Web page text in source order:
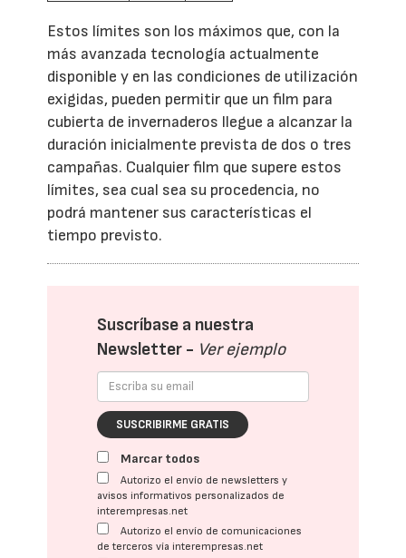
Estos límites son los máximos que, con la
más avanzada tecnología actualmente
disponible y en las condiciones de utilización
exigidas, pueden permitir que un film para
cubierta de invernaderos llegue a alcanzar la
duración inicialmente prevista de dos o tres
campañas. Cualquier film que supere estos
límites, sea cual sea su procedencia, no
podrá mantener sus características el
tiempo previsto.
Suscríbase a nuestra
Newsletter - Ver ejemplo
SUSCRIBIRME GRATIS
Marcar todos
Autorizo el envío de newsletters y
avisos informativos personalizados de
interempresas.net
Autorizo el envío de comunicaciones
de terceros vía interempresas.net